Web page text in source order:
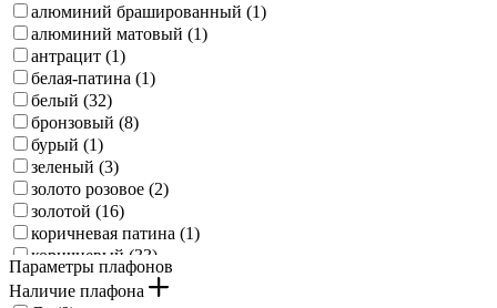
алюминий брашированный (1)
алюминий матовый (1)
антрацит (1)
белая-патина (1)
белый (32)
бронзовый (8)
бурый (1)
зеленый (3)
золото розовое (2)
золотой (16)
коричневая патина (1)
коричневый (33)
коричневый состаренный (
красный (1)
Параметры плафонов
Наличие плафона